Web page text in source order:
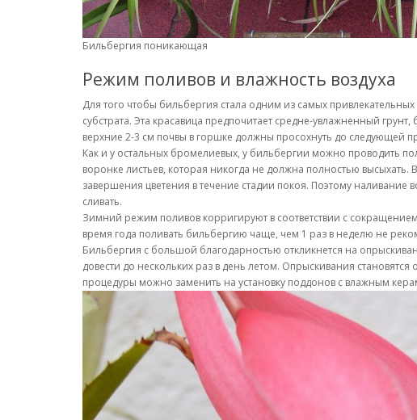
Бильбергия поникающая
Режим поливов и влажность воздуха
Для того чтобы бильбергия стала одним из самых
субстрата. Эта красавица предпочитает средне-увлажненный
верхние 2-3 см почвы в горшке должны просохнуть до следующей
Как и у остальных бромелиевых, у бильбергии можно проводить
воронке листьев, которая никогда не должна полностью
завершения цветения в течение стадии покоя. Поэтому
сливать.
Зимний режим поливов корригируют в соответствии с
время года поливать бильбергию чаще, чем 1 раз в неделю не
Бильбергия с большой благодарностью откликнется на
довести до нескольких раз в день летом. Опрыскивания
процедуры можно заменить на установку поддонов с влажным